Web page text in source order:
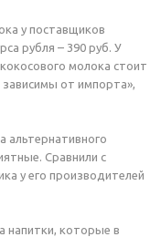
у поставщиков
рубля – 390 руб. У
молока стоит
зависимы от импорта»,
альтернативного
Сравнили с
у его производителей
напитки, которые в